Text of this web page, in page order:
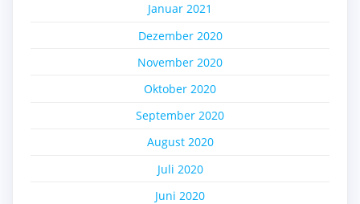
Januar 2021
Dezember 2020
November 2020
Oktober 2020
September 2020
August 2020
Juli 2020
Juni 2020